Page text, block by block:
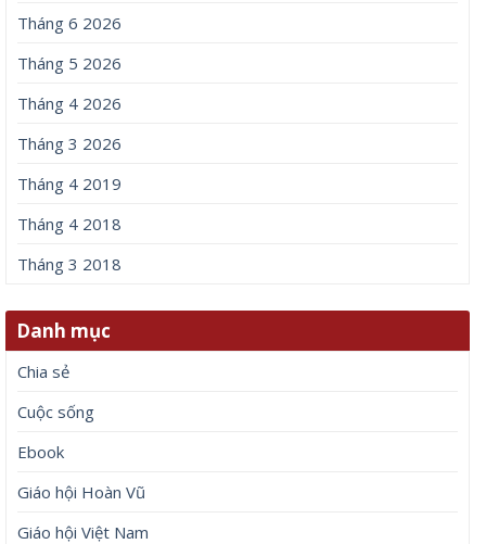
Tháng 6 2026
Tháng 5 2026
Tháng 4 2026
Tháng 3 2026
Tháng 4 2019
Tháng 4 2018
Tháng 3 2018
Danh mục
Chia sẻ
Cuộc sống
Ebook
Giáo hội Hoàn Vũ
Giáo hội Việt Nam